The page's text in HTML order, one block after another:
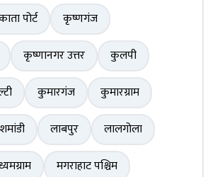
पोर्ट
कृष्णगंज
कृष्णानगर उत्तर
कुलपी
कुमारगंज
कुमारग्राम
लाबपुर
लालगोला
मगराहाट पश्चिम